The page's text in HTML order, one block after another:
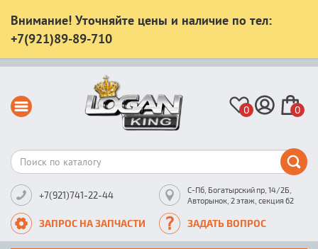
Внимание! Уточняйте цены и наличие по тел:
+7(921)89-89-710
0 0
+7(921)741-22-44
С-Пб, Богатырский пр, 14/2Б,
Авторынок, 2 этаж, секция 62
ЗАПРОС НА ЗАПЧАСТИ ЗАДАТЬ ВОПРОС